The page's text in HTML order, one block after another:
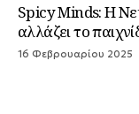
Spicy Minds: Η
αλλάζει το
16 Φεβρουαρίου 2025